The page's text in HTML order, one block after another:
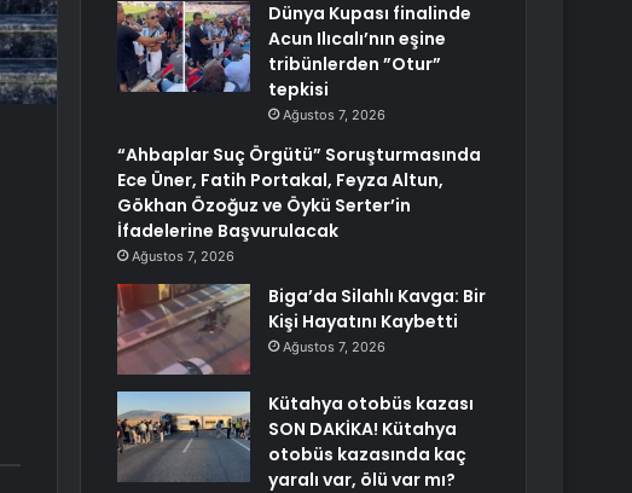
Dünya Kupası finalinde
Acun Ilıcalı’nın eşine
tribünlerden ”Otur”
tepkisi
Ağustos 7, 2026
“Ahbaplar Suç Örgütü” Soruşturmasında
Ece Üner, Fatih Portakal, Feyza Altun,
Gökhan Özoğuz ve Öykü Serter’in
İfadelerine Başvurulacak
Ağustos 7, 2026
Biga’da Silahlı Kavga: Bir
Kişi Hayatını Kaybetti
Ağustos 7, 2026
Kütahya otobüs kazası
SON DAKİKA! Kütahya
otobüs kazasında kaç
yaralı var, ölü var mı?